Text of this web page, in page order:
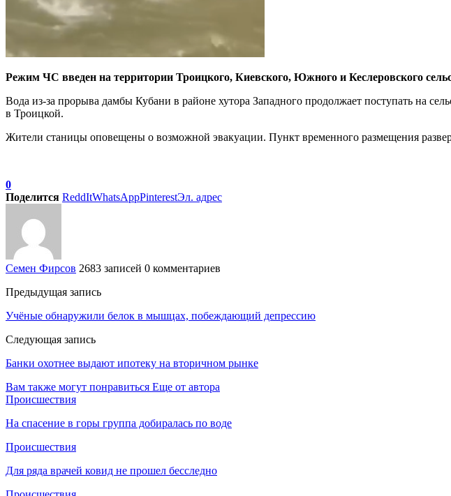
Режим ЧС введен на территории Троицкого, Киевского, Южного и Кеслеровского
Вода из-за прорыва дамбы Кубани в районе хутора Западного продолжает поступать на
в Троицкой.
Жители станицы оповещены о возможной эвакуации. Пункт временного размещения
0
Поделится ReddItWhatsAppPinterestЭл. адрес
Семен Фирсов 2683 записей 0 комментариев
Предыдущая запись
Учёные обнаружили белок в мышцах, побеждающий депрессию
Следующая запись
Банки охотнее выдают ипотеку на вторичном рынке
Вам также могут понравиться Еще от автора
Происшествия
На спасение в горы группа добиралась по воде
Происшествия
Для ряда врачей ковид не прошел бесследно